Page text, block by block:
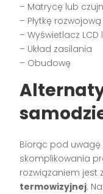
– Matrycę lub
– Płytkę
– Wyświetlacz LCD
– Układ zasilania
– Obudowę
Biorąc pod
skomplikowania
rozwiązaniem jest
termowizyjnej.